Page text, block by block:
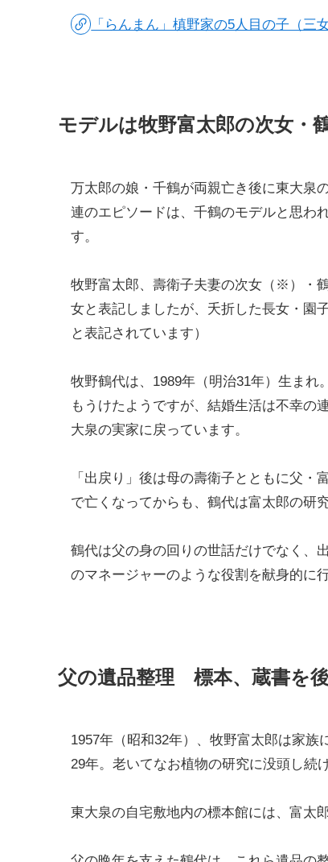
「らんまん」槙野家の5人目の子（
モデルは牧野富太郎の次女・
万太郎の娘・千鶴が両親亡き後に東大泉
連のエピソードは、千鶴のモデルと思わ
す。
牧野富太郎、壽衛子夫妻の次女（※）・
女と表記しましたが、夭折した長女・園
と表記されています）
牧野鶴代は、1989年（明治31年）生ま
もうけたようですが、結婚生活は不幸の
大泉の実家に戻っています。
「出戻り」後は母の壽衛子とともに父
で亡くなってからも、鶴代は富太郎の研
鶴代は父の身の回りの世話だけでなく、
のマネージャーのような役割を献身的に
父の遺品整理 標本、蔵書を
1957年（昭和32年）、牧野富太郎は家
29年。老いてなお植物の研究に没頭し続
東大泉の自宅敷地内の標本館には、富太